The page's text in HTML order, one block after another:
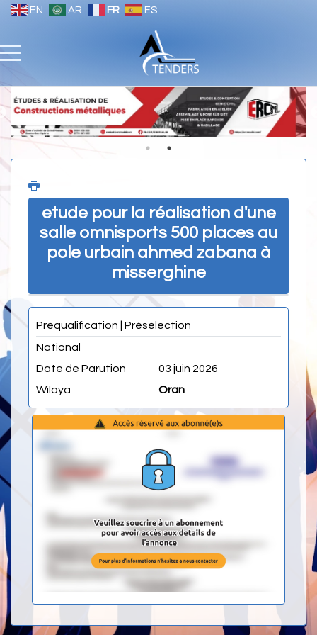
EN AR FR ES
etude pour la réalisation d'une
salle omnisports 500 places au
pole urbain ahmed zabana à
misserghine
Préqualification | Présélection
National
Date de Parution
03 juin 2026
Wilaya
Oran